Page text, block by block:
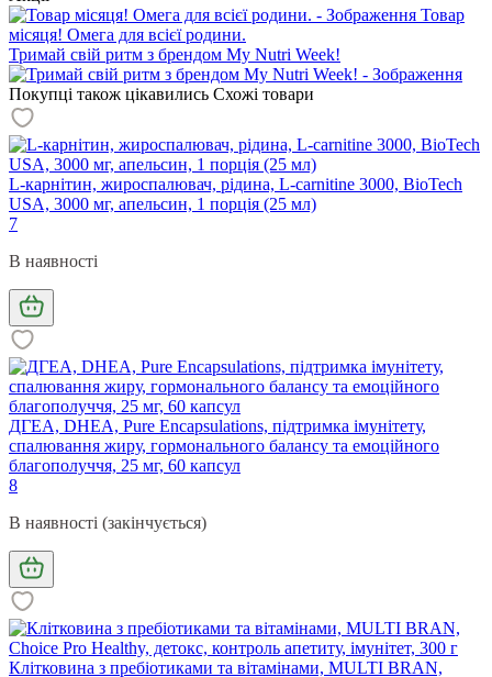
Товар
місяця! Омега для всієї родини.
Тримай свій ритм з брендом My Nutri Week!
Покупці також цікавились Схожі товари
L-карнітин, жироспалювач, рідина, L-carnitine 3000, BioTech
USA, 3000 мг, апельсин, 1 порція (25 мл)
7
В наявності
ДГЕА, DHEA, Pure Encapsulations, підтримка імунітету,
спалювання жиру, гормонального балансу та емоційного
благополуччя, 25 мг, 60 капсул
8
В наявності (закінчується)
Клітковина з пребіотиками та вітамінами, MULTI BRAN,